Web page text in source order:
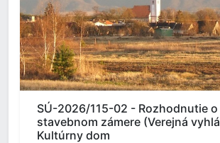
SÚ-2026/115-02 - Rozhodnutie o
stavebnom zámere (Verejná
Kultúrny dom